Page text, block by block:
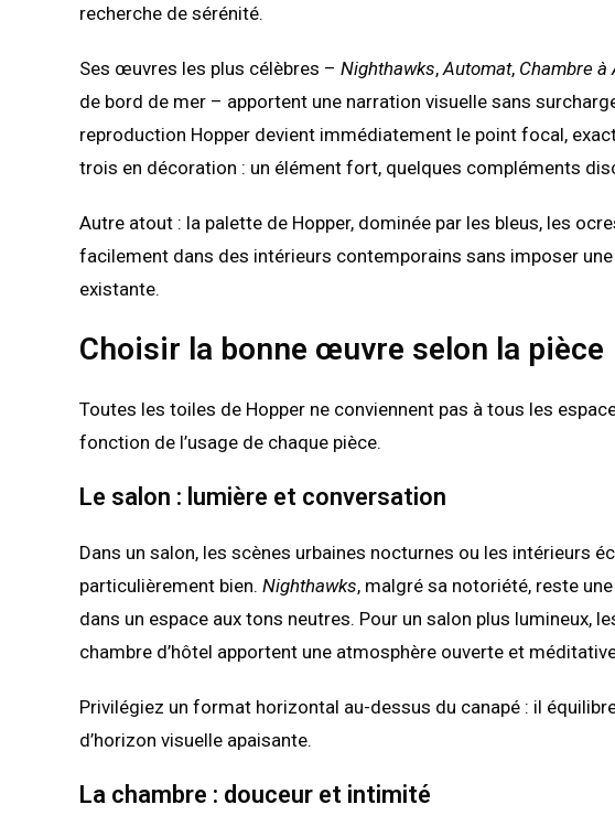
recherche de sérénité.
Ses œuvres les plus célèbres – Nighthawks, Automat, Chambre à
de bord de mer – apportent une narration visuelle sans
reproduction Hopper devient immédiatement le point focal,
trois en décoration : un élément fort, quelques compléments
Autre atout : la palette de Hopper, dominée par les bleus, les
facilement dans des intérieurs contemporains sans imposer
existante.
Choisir la bonne œuvre selon la pièce
Toutes les toiles de Hopper ne conviennent pas à tous les
fonction de l’usage de chaque pièce.
Le salon : lumière et conversation
Dans un salon, les scènes urbaines nocturnes ou les intérieurs
particulièrement bien. Nighthawks, malgré sa notoriété, reste
dans un espace aux tons neutres. Pour un salon plus lumineux,
chambre d’hôtel apportent une atmosphère ouverte et
Privilégiez un format horizontal au-dessus du canapé : il
d’horizon visuelle apaisante.
La chambre : douceur et intimité